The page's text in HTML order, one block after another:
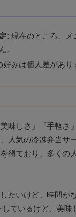
: 現在のところ、メ
。
好みは個人差があり
味しさ」「手軽さ
人気の冷凍弁当サ
得ており、多くの
したいけど、時間が
しているけど、美味